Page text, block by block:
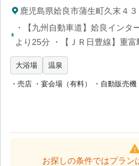
鹿児島県姶良市蒲生町久末４３
・【九州自動車道】姶良インタ
より25分 ・【ＪＲ日豊線】重
大浴場 温泉
・売店 ・宴会場（有料） ・自動販売
お探しの条件ではプラン